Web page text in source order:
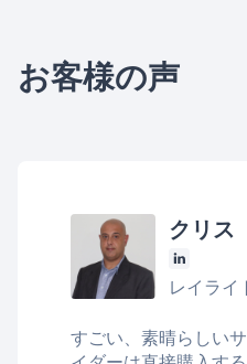
お客様の声
クリス
レイライ
すごい、素晴らしい